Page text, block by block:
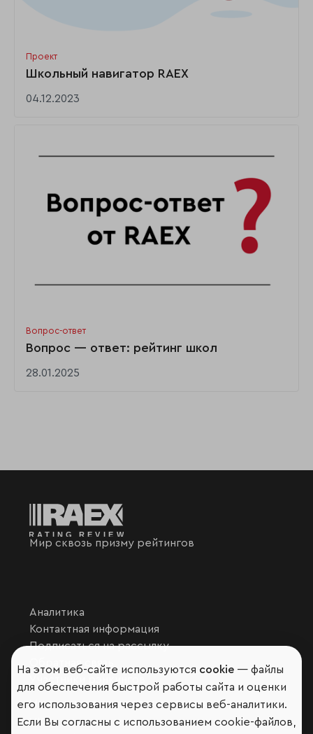
Проект
Школьный навигатор RAEX
04.12.2023
Вопрос-ответ
Вопрос — ответ: рейтинг школ
28.01.2025
Мир сквозь призму рейтингов
Аналитика
Контактная информация
Подписаться на рассылку
Обратная связь
Участники рэнкингов
Мы в социальных сетях и мессенджерах
VK
На этом веб-сайте используются cookie — файлы
для обеспечения быстрой работы сайта и оценки
его использования через сервисы веб-аналитики.
Если Вы согласны с использованием cookie-файлов,